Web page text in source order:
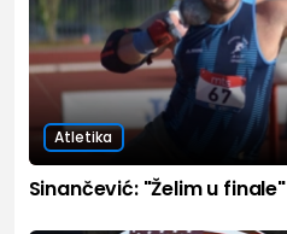
Atletika
Sinančević: "Želim u finale"